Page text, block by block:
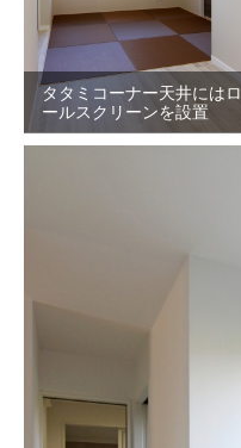
タタミコーナー天井にはロ
ールスクリーンを設置